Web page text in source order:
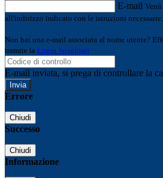
E-mail
all'indirizzo indicato con le istruzioni necessarie.
Non hai una e-mail associata al nome utente?
tramite la Login Spaggiari
E-mail inviata, si prega di controllare la
Errore
Chiudi
Successo
Chiudi
Informazione